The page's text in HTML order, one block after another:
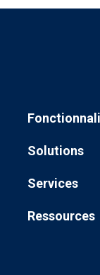
Solutions
Services
Ressources